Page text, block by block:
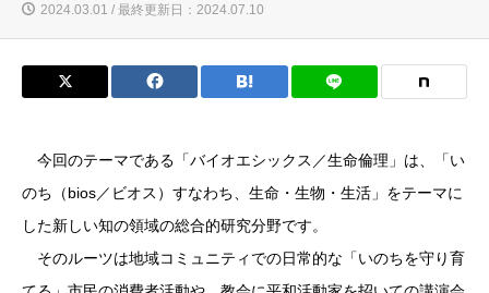
2024.03.01 / 最終更新日：2024.07.10
今回のテーマである「バイオエシックス／生命倫理」は、「い
のち（bios／ビオス）すなわち、生命・生物・生活」をテーマに
した新しい知の領域の総合的研究分野です。
そのルーツは地域コミュニティでの日常的な「いのちを守り育